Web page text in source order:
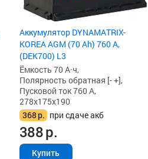
Аккумулятор DYNAMATRIX-
KOREA AGM (70 Ah) 760 А,
(DEK700) L3
Ёмкость 70 А·ч,
Полярность обратная [- +],
Пусковой ток 760 А,
278x175x190
368р. при сдаче акб
388р.
Купить